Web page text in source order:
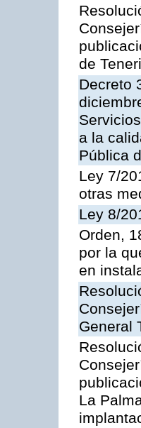
de
Decreto
a la
Pública
Ley 7/
otras
Ley 8/
Orden,
por la
en
General
La